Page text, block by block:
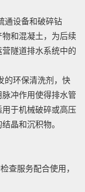
通设备和破碎钻
和混凝土，为后续
隧道排水系统中的
的环保清洗剂，快
冲作用使得排水管
于机械破碎或高压
晶和沉积物。
查服务配合使用，